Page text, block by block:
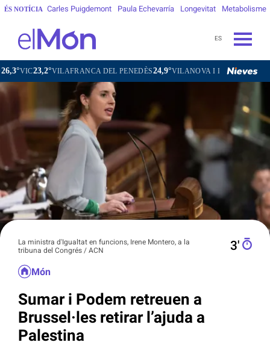
ÉS NOTÍCIA Carles Puigdemont Paula Echevarría Longevitat Metabolisme
ES
VILAFRANCA DEL PENEDÈS24,9°VILANOVA I LA GELTRÚ 26,9°LA SEU
La ministra d'Igualtat en funcions, Irene Montero, a la
tribuna del Congrés / ACN
3′
Món
Sumar i Podem retreuen a
Brussel·les retirar l’ajuda a
Palestina